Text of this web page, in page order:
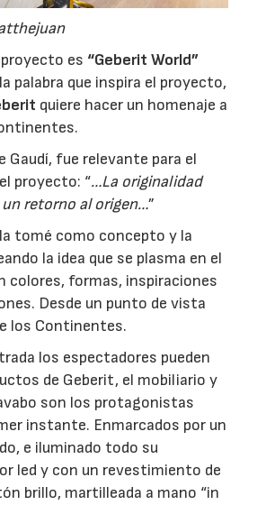
es “Geberit World”
palabra que inspira el proyecto,
quiere hacer un homenaje a
Gaudí, fue relevante para el
proyecto: “…La originalidad
retorno al origen…”
tomé como concepto y la
la idea que se plasma en el
colores, formas, inspiraciones
Desde un punto de vista
los Continentes.
los espectadores pueden
de Geberit, el mobiliario y
son los protagonistas
instante. Enmarcados por un
e iluminado todo su
led y con un revestimiento de
brillo, martilleada a mano “in